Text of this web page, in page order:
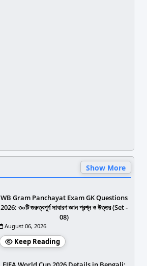
Show More
WB Gram Panchayat Exam GK Questions
2026: ৩০টি গুরুত্বপূর্ণ সাধারণ জ্ঞান প্রশ্ন ও উত্তর (Set -
08)
August 06, 2026
Keep Reading